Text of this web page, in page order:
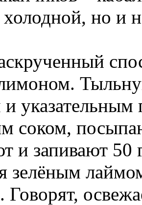
но и
указательным
соком,
и запивают 50
зелёным